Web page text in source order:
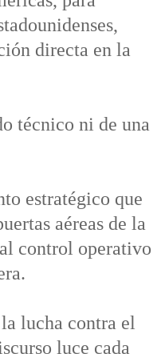
directa en la
técnico ni de una
estratégico que
aéreas de la
control operativo
lucha contra el
luce cada